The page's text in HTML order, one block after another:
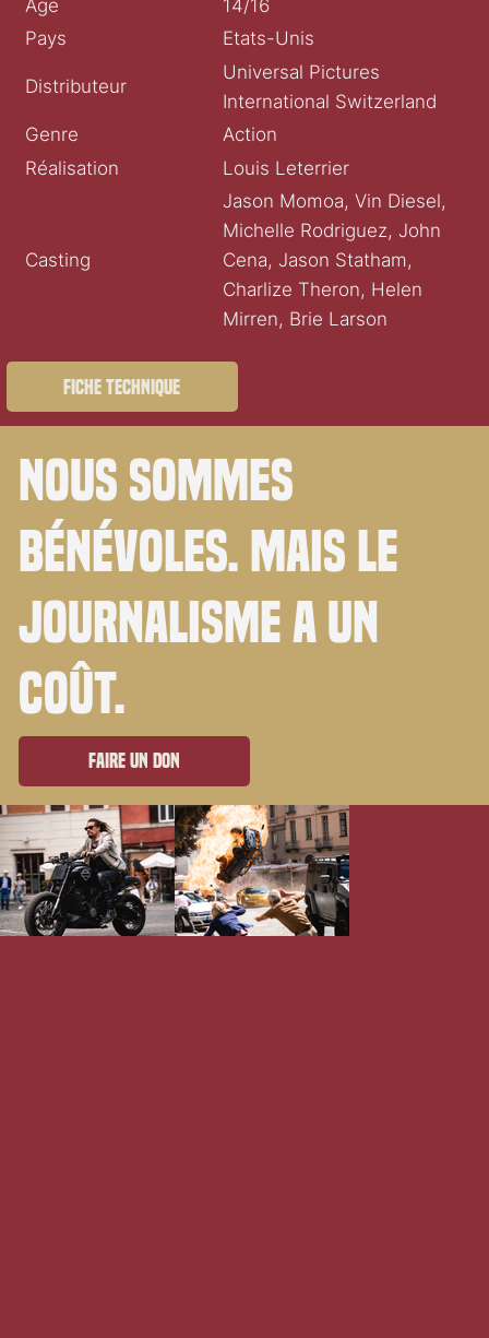
Âge
14/16
Pays
Etats-Unis
Distributeur
Universal Pictures
International Switzerland
Genre
Action
Réalisation
Louis Leterrier
Casting
Jason Momoa, Vin Diesel,
Michelle Rodriguez, John
Cena, Jason Statham,
Charlize Theron, Helen
Mirren, Brie Larson
Fiche technique
Nous sommes
bénévoles. Mais le
journalisme a un
coût.
Faire un don